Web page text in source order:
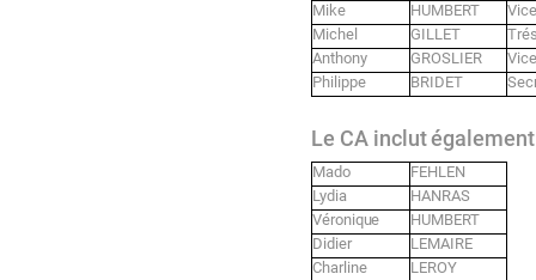
Mike
HUMBERT
Michel
GILLET
Anthony
GROSLIER
Philippe
BRIDET
Le CA inclut également
Mado
FEHLEN
Lydia
HANRAS
Véronique
HUMBERT
Didier
LEMAIRE
Charline
LEROY